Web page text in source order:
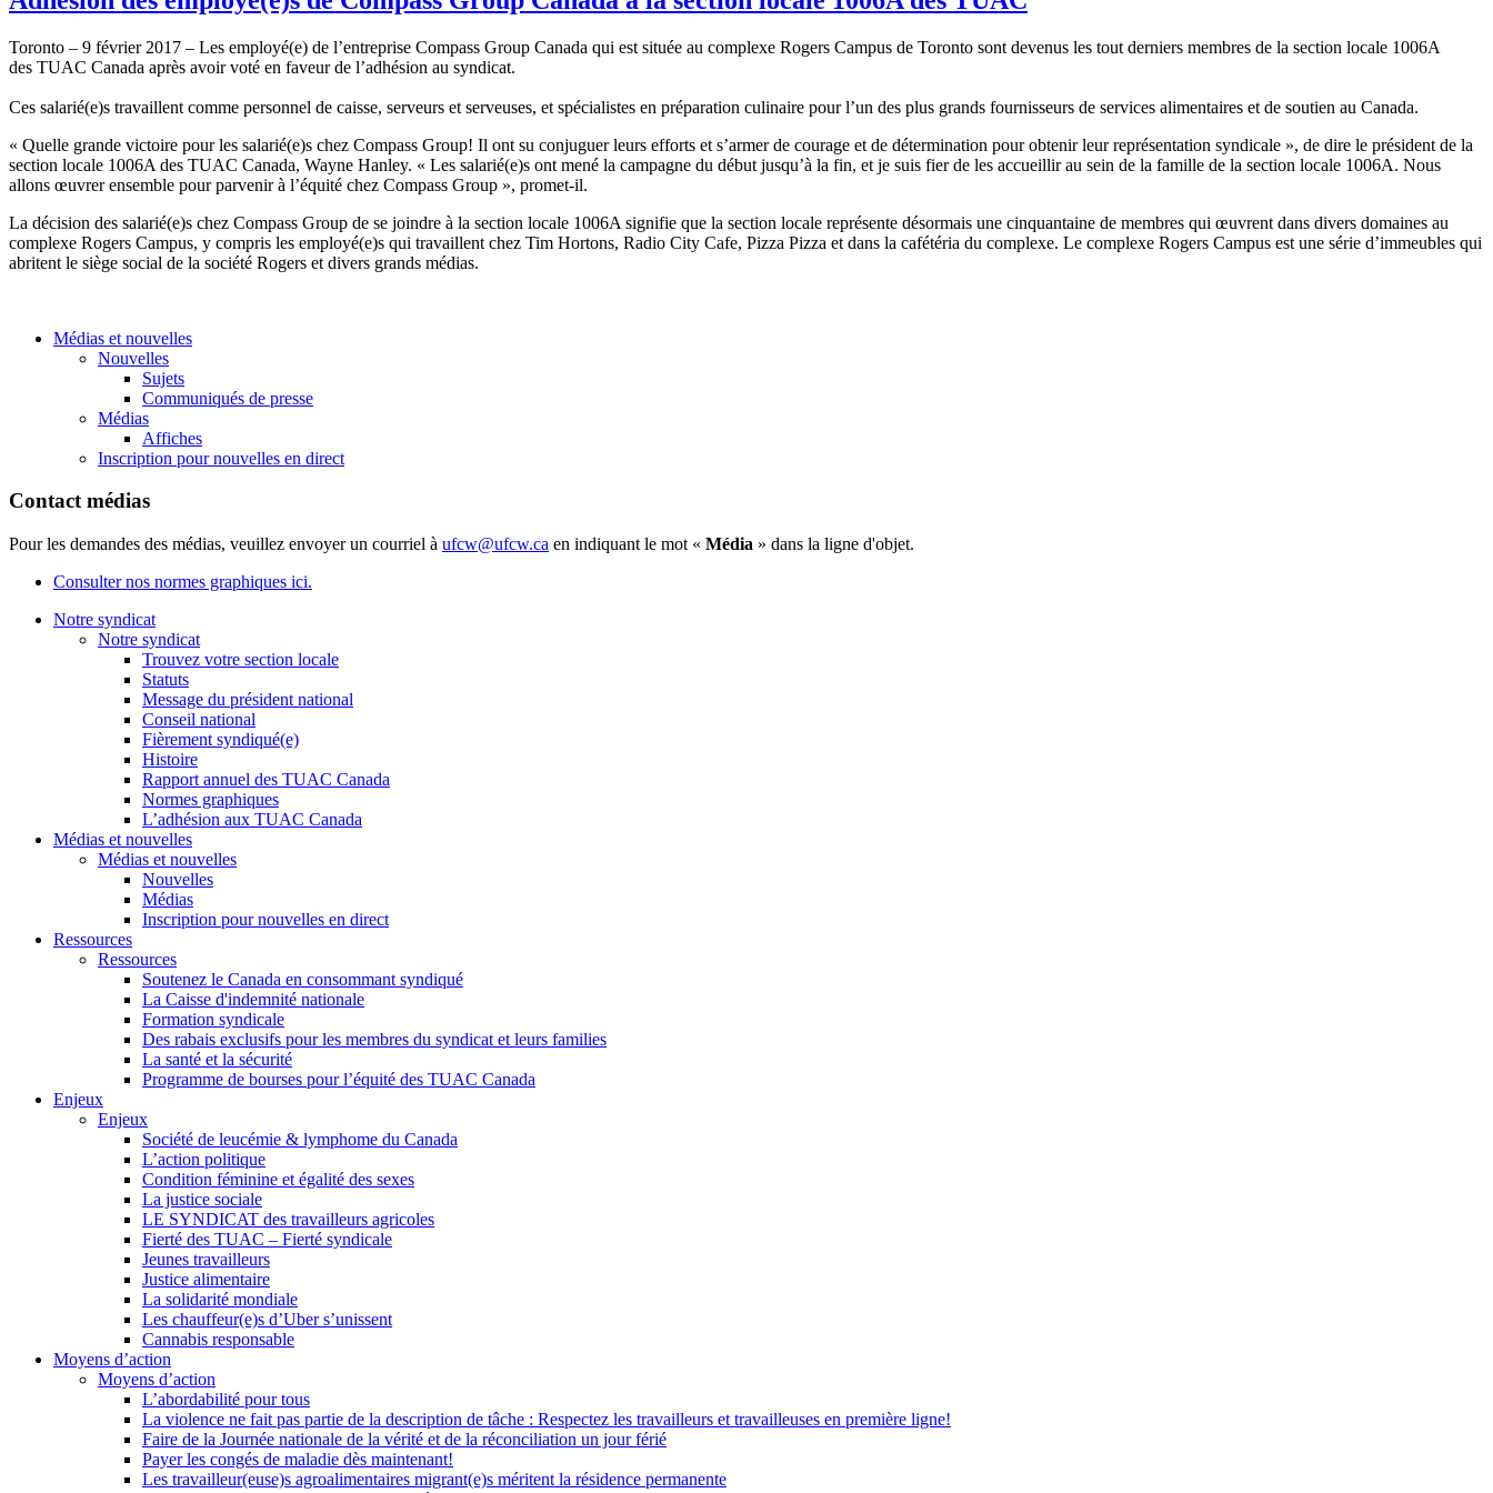
Toronto – 9 février 2017 – Les employé(e) de l’entreprise Compass Group Canada qui est située au complexe Rogers Campus de Toronto sont devenus les tout derniers membres de la section locale 1006A
des TUAC Canada après avoir voté en faveur de l’adhésion au syndicat.
Ces salarié(e)s travaillent comme personnel de caisse, serveurs et serveuses, et spécialistes en préparation culinaire pour l’un des plus grands fournisseurs de services alimentaires et de soutien au Canada.
« Quelle grande victoire pour les salarié(e)s chez Compass Group! Il ont su conjuguer leurs efforts et s’armer de courage et de détermination pour obtenir leur représentation syndicale », de dire le président de la
section locale 1006A des TUAC Canada, Wayne Hanley. « Les salarié(e)s ont mené la campagne du début jusqu’à la fin, et je suis fier de les accueillir au sein de la famille de la section locale 1006A. Nous
allons œuvrer ensemble pour parvenir à l’équité chez Compass Group », promet-il.
La décision des salarié(e)s chez Compass Group de se joindre à la section locale 1006A signifie que la section locale représente désormais une cinquantaine de membres qui œuvrent dans divers domaines au
complexe Rogers Campus, y compris les employé(e)s qui travaillent chez Tim Hortons, Radio City Cafe, Pizza Pizza et dans la cafétéria du complexe. Le complexe Rogers Campus est une série d’immeubles qui
abritent le siège social de la société Rogers et divers grands médias.
Médias et nouvelles
Nouvelles
Sujets
Communiqués de presse
Médias
Affiches
Inscription pour nouvelles en direct
Contact médias
Pour les demandes des médias, veuillez envoyer un courriel à ufcw@ufcw.ca en indiquant le mot « Média » dans la ligne d'objet.
Consulter nos normes graphiques ici.
Notre syndicat
Notre syndicat
Trouvez votre section locale
Statuts
Message du président national
Conseil national
Fièrement syndiqué(e)
Histoire
Rapport annuel des TUAC Canada
Normes graphiques
L’adhésion aux TUAC Canada
Médias et nouvelles
Médias et nouvelles
Nouvelles
Médias
Inscription pour nouvelles en direct
Ressources
Ressources
Soutenez le Canada en consommant syndiqué
La Caisse d'indemnité nationale
Formation syndicale
Des rabais exclusifs pour les membres du syndicat et leurs families
La santé et la sécurité
Programme de bourses pour l’équité des TUAC Canada
Enjeux
Enjeux
Société de leucémie & lymphome du Canada
L’action politique
Condition féminine et égalité des sexes
La justice sociale
LE SYNDICAT des travailleurs agricoles
Fierté des TUAC – Fierté syndicale
Jeunes travailleurs
Justice alimentaire
La solidarité mondiale
Les chauffeur(e)s d’Uber s’unissent
Cannabis responsable
Moyens d’action
Moyens d’action
L’abordabilité pour tous
La violence ne fait pas partie de la description de tâche : Respectez les travailleurs et travailleuses en première ligne!
Faire de la Journée nationale de la vérité et de la réconciliation un jour férié
Payer les congés de maladie dès maintenant!
Les travailleur(euse)s agroalimentaires migrant(e)s méritent la résidence permanente